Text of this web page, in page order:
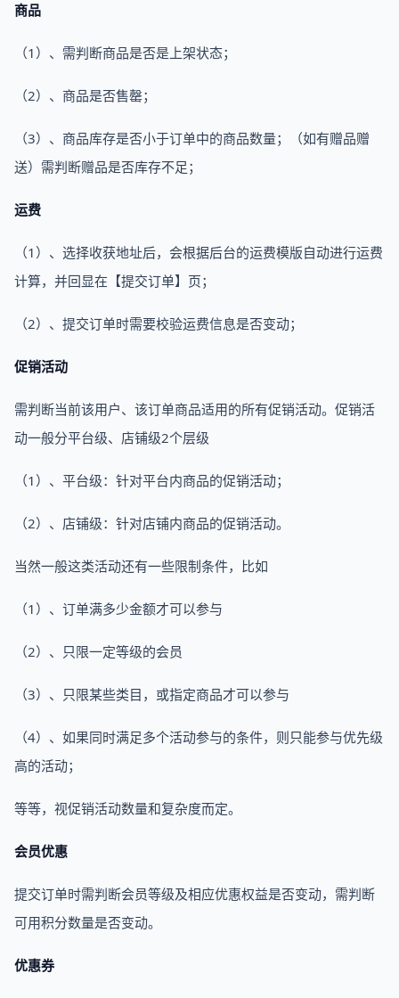
商品
（1）、需判断商品是否是上架状态；
（2）、商品是否售罄；
（3）、商品库存是否小于订单中的商品数量；（如有赠品赠
送）需判断赠品是否库存不足；
运费
（1）、选择收获地址后，会根据后台的运费模版自动进行运费
计算，并回显在【提交订单】页；
（2）、提交订单时需要校验运费信息是否变动；
促销活动
需判断当前该用户、该订单商品适用的所有促销活动。促销活
动一般分平台级、店铺级2个层级
（1）、平台级：针对平台内商品的促销活动；
（2）、店铺级：针对店铺内商品的促销活动。
当然一般这类活动还有一些限制条件，比如
（1）、订单满多少金额才可以参与
（2）、只限一定等级的会员
（3）、只限某些类目，或指定商品才可以参与
（4）、如果同时满足多个活动参与的条件，则只能参与优先级
高的活动；
等等，视促销活动数量和复杂度而定。
会员优惠
提交订单时需判断会员等级及相应优惠权益是否变动，需判断
可用积分数量是否变动。
优惠券